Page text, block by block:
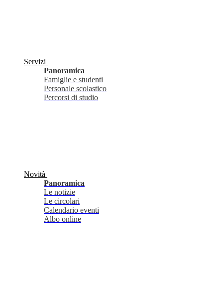
Servizi
Panoramica
Famiglie e studenti
Personale scolastico
Percorsi di studio
Novità
Panoramica
Le notizie
Le circolari
Calendario eventi
Albo online